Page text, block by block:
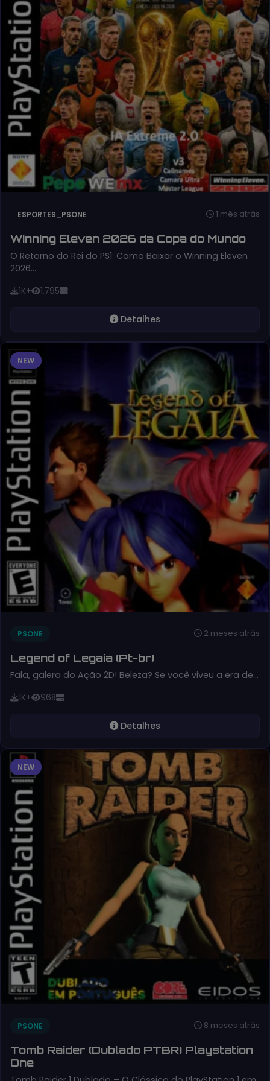
ESPORTES_PSONE 1 mês atrás
Winning Eleven 2026 da Copa do Mundo
O Retorno do Rei do PS1: Como Baixar o Winning Eleven
2026…
1K+ 1,795
Detalhes
NEW
PSONE 2 meses atrás
Legend of Legaia (Pt-br)
Fala, galera do Ação 2D! Beleza? Se você viveu a era de…
1K+ 968
Detalhes
NEW
PSONE 8 meses atrás
Tomb Raider (Dublado PTBR) Playstation
One